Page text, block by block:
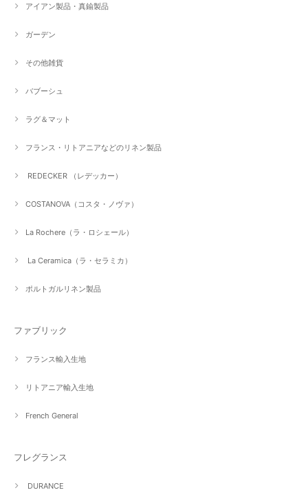
アイアン製品・真鍮製品
ガーデン
その他雑貨
バブーシュ
ラグ＆マット
フランス・リトアニアなどのリネン製品
REDECKER （レデッカー）
COSTANOVA（コスタ・ノヴァ）
La Rochere（ラ・ロシェール）
La Ceramica（ラ・セラミカ）
ポルトガルリネン製品
ファブリック
フランス輸入生地
リトアニア輸入生地
French General
フレグランス
DURANCE